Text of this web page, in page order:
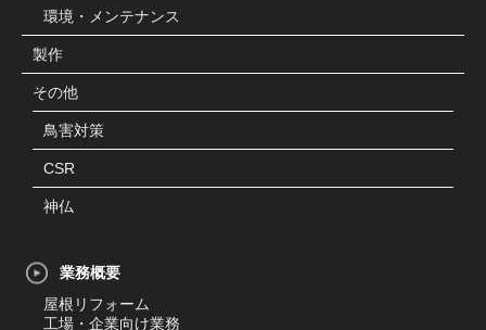
環境・メンテナンス
製作
その他
鳥害対策
CSR
神仏
業務概要
屋根リフォーム
工場・企業向け業務